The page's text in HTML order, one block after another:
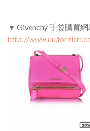
▼ Givenchy 手袋購買網
http://